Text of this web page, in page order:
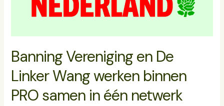
Banning Vereniging en De
Linker Wang werken binnen
PRO samen in één netwerk
werken
samen
in
één